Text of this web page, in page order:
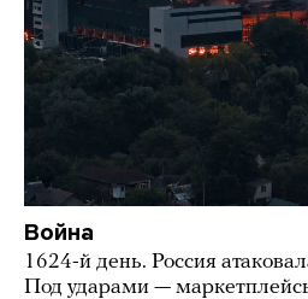
Война
1624-й день. Россия
Под ударами —